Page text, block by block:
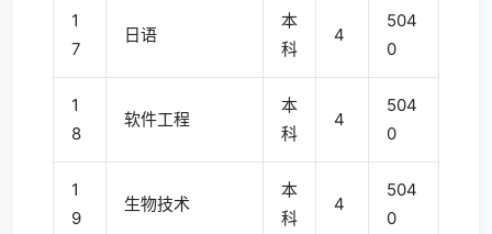
1
7
日语
本
科
4
504
0
1
8
软件工程
本
科
4
504
0
1
9
生物技术
本
科
4
504
0